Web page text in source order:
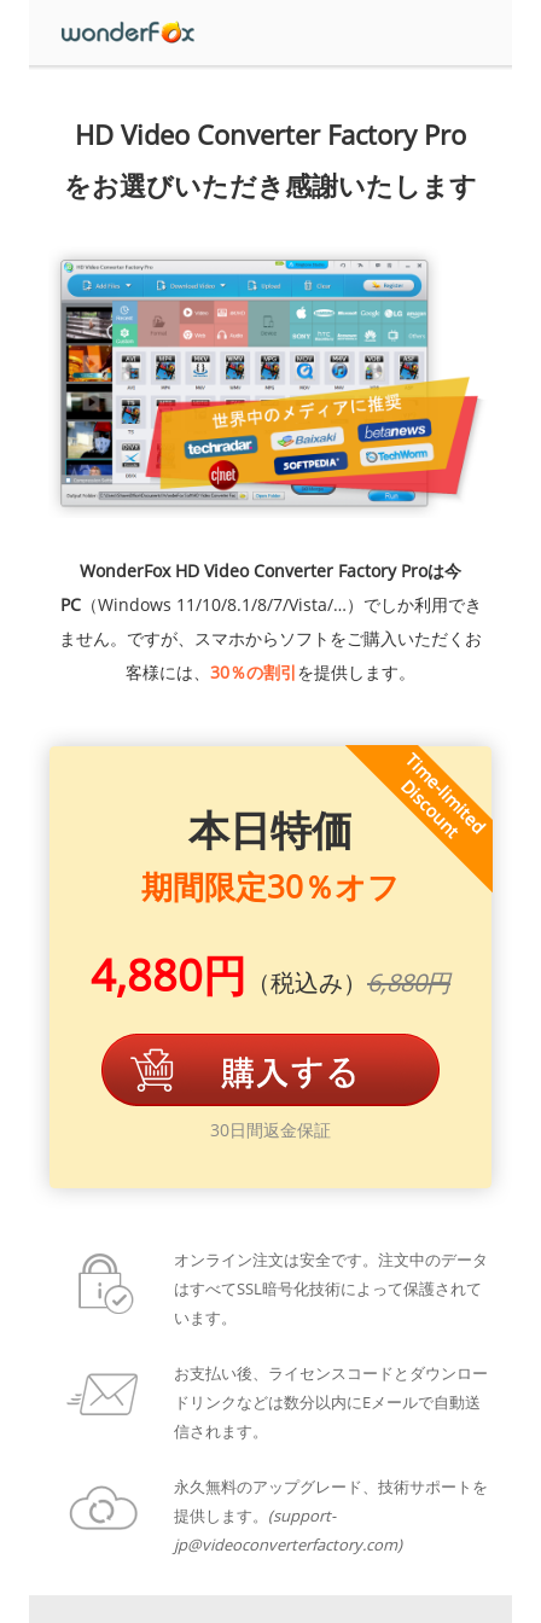
HD Video Converter Factory Pro
をお選びいただき感謝いたします
WonderFox HD Video Converter Factory Proは今
PC（Windows 11/10/8.1/8/7/Vista/…）でしか利用でき
ません。ですが、スマホからソフトをご購入いただくお
客様には、 30％の割引を提供します。
本日特価
期間限定30％オフ
4,880円 （税込み） 6,880円
30日間返金保証
オンライン注文は安全です。注文中のデータ
はすべてSSL暗号化技術によって保護されて
います。
お支払い後、ライセンスコードとダウンロー
ドリンクなどは数分以内にEメールで自動送
信されます。
永久無料のアップグレード、技術サポートを
提供します。 (support-
jp@videoconverterfactory.com)